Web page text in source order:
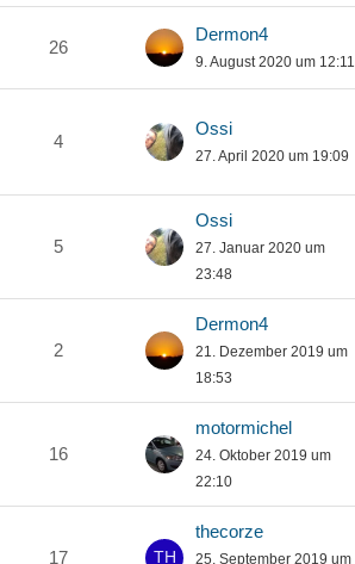
26
Dermon4
9. August 2020 um 12:11
4
Ossi
27. April 2020 um 19:09
5
Ossi
27. Januar 2020 um
23:48
2
Dermon4
21. Dezember 2019 um
18:53
16
motormichel
24. Oktober 2019 um
22:10
17
thecorze
25. September 2019 um